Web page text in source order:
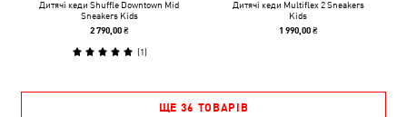
Дитячі кеди Shuffle Downtown Mid
Sneakers Kids
2 790,00 ₴
(1)
Дитячі кеди Multiflex 2 Sneakers
Kids
1 990,00 ₴
ЩЕ 36 ТОВАРІВ